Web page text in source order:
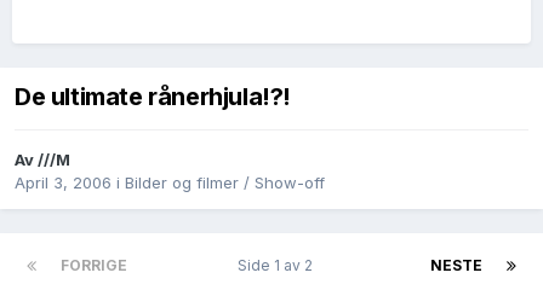
De ultimate rånerhjula!?!
Av///M
April 3, 2006 i Bilder og filmer / Show-off
FORRIGE NESTE
Side 1 av 2